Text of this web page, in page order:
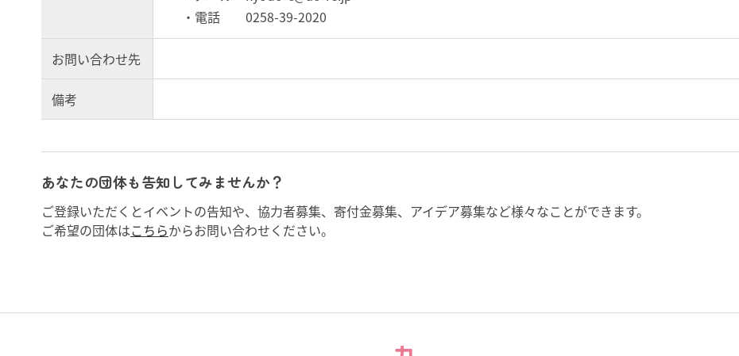
・電話 0258-39-2020
お問い合わせ先
備考
あなたの団体も告知してみませんか？
ご登録いただくとイベントの告知や、協力者募集、寄付金募集、アイデア募集など様々なことができます。
ご希望の団体はこちらからお問い合わせください。